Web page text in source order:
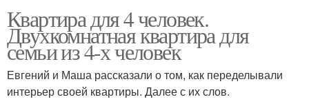
Квартира для 4 человек.
Двухкомнатная квартира для
семьи из 4-х человек
Евгений и Маша рассказали о том, как переделывали
интерьер своей квартиры. Далее с их слов.